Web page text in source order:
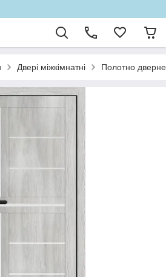
Двері міжкімнатні Полотно